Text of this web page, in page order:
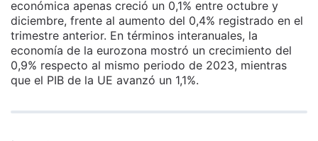
económica apenas creció un 0,1% entre octubre y
diciembre, frente al aumento del 0,4% registrado en el
trimestre anterior. En términos interanuales, la
economía de la eurozona mostró un crecimiento del
0,9% respecto al mismo periodo de 2023, mientras
que el PIB de la UE avanzó un 1,1%.